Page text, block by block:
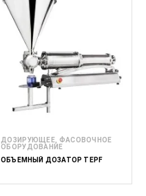
ДОЗИРУЮЩЕЕ, ФАСОВОЧНОЕ
ОБОРУДОВАНИЕ
ОБЪЕМНЫЙ ДОЗАТОР TEPF